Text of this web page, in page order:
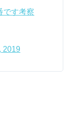
です考察
2019